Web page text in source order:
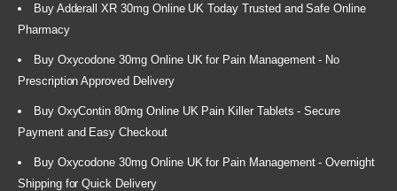
Buy Adderall XR 30mg Online UK Today Trusted and Safe Online
Pharmacy
Buy Oxycodone 30mg Online UK for Pain Management - No
Prescription Approved Delivery
Buy OxyContin 80mg Online UK Pain Killer Tablets - Secure
Payment and Easy Checkout
Buy Oxycodone 30mg Online UK for Pain Management - Overnight
Shipping for Quick Delivery